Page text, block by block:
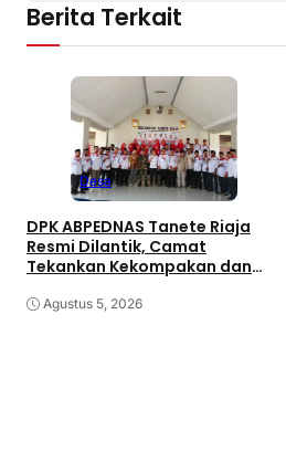
Berita Terkait
Desa
DPK ABPEDNAS Tanete Riaja
Resmi Dilantik, Camat
Tekankan Kekompakan dan
Agustus 5, 2026